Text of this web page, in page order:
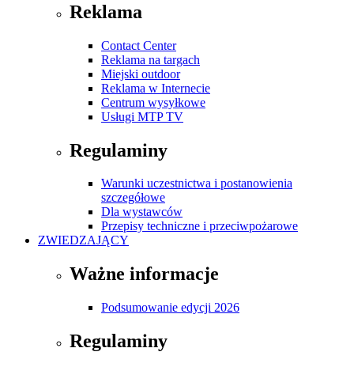
Reklama
Contact Center
Reklama na targach
Miejski outdoor
Reklama w Internecie
Centrum wysyłkowe
Usługi MTP TV
Regulaminy
Warunki uczestnictwa i postanowienia
szczegółowe
Dla wystawców
Przepisy techniczne i przeciwpożarowe
ZWIEDZAJĄCY
Ważne informacje
Podsumowanie edycji 2026
Regulaminy